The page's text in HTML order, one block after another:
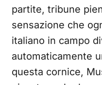
partite, tribune
sensazione che
italiano in campo
automaticamente
questa cornice,